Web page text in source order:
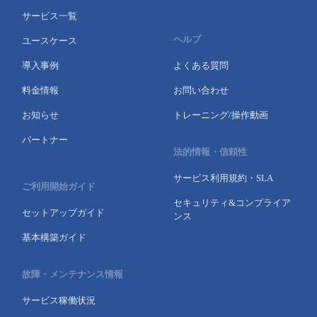
サービス一覧
ユースケース
導入事例
料金情報
お知らせ
パートナー
ご利用開始ガイド
セットアップガイド
基本構築ガイド
故障・メンテナンス情報
サービス稼働状況
ヘルプ
よくある質問
お問い合わせ
トレーニング/操作動画
法的情報・信頼性
サービス利用規約・SLA
セキュリティ&コンプライア
ンス